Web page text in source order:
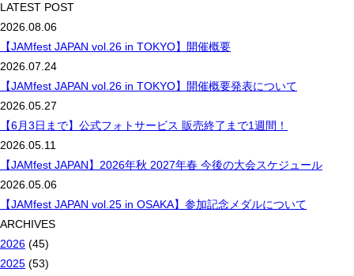
LATEST POST
2026.08.06
【JAMfest JAPAN vol.26 in TOKYO】開催概要
2026.07.24
【JAMfest JAPAN vol.26 in TOKYO】開催概要発表について
2026.05.27
【6月3日まで】公式フォトサービス 販売終了まで1週間！
2026.05.11
【JAMfest JAPAN】2026年秋 2027年春 今後の大会スケジュール
2026.05.06
【JAMfest JAPAN vol.25 in OSAKA】参加記念メダルについて
ARCHIVES
2026 (45)
2025 (53)